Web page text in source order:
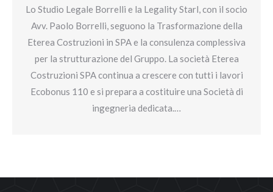
Lo Studio Legale Borrelli e la Legality Starl, con il socio
Avv. Paolo Borrelli, seguono la Trasformazione della
Eterea Costruzioni in SPA e la consulenza complessiva
per la strutturazione del Gruppo. La società Eterea
Costruzioni SPA continua a crescere con tutti i lavori
Ecobonus 110 e si prepara a costituire una Società di
ingegneria dedicata.…